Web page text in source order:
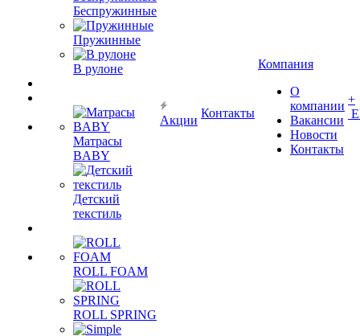
Беспружинные
Пружинные
В рулоне
Матрасы
BABY
Детский
текстиль
ROLL FOAM
ROLL SPRING
Акции
Контакты
Компания
О
компании
Вакансии
Новости
Контакты
+